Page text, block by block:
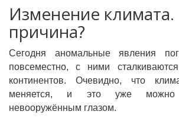
Изменение
причина?
Сегодня аномальные явления
повсеместно, с ними
континентов. Очевидно, что
меняется, и это уже можно
невооружённым глазом.